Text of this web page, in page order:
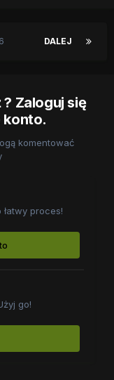
DALEJ
Zaloguj się
konto.
komentować
proces!
go!